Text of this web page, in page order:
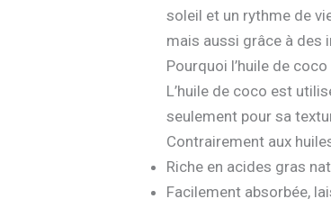
soleil et un rythme de
mais aussi grâce à des
Pourquoi l’huile de coco
L’huile de coco est
seulement pour sa
Contrairement aux
Riche en acides gras
Facilement absorbée,